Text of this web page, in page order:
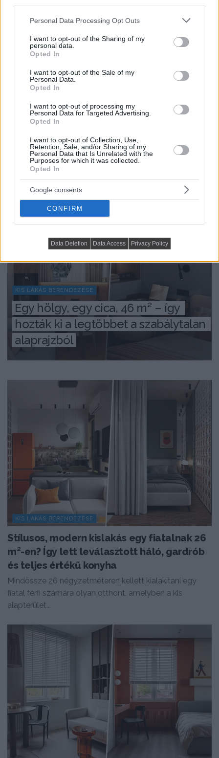
Please note that this website/app uses one or more Google
not limited to your visit or usage behaviour. You may click to
grant or deny consent to Google and its third-party tags to
use your data for below specified purposes in below Google
consent section.
Personal Data Processing Opt Outs
I want to opt-out of the Sharing of my
personal data.
Opted In
I want to opt-out of the Sale of my
Personal Data.
Opted In
I want to opt-out of processing my
Personal Data for Targeted Advertising.
Opted In
I want to opt-out of Collection, Use,
Retention, Sale, and/or Sharing of my
Personal Data that Is Unrelated with the
Purposes for which it was collected.
Opted In
Google consents
CONFIRM
Data Deletion Data Access Privacy Policy
Friss a főoldalról:
KIS LAKÁS BERENDEZÉSE
Egy hölgy, egy cica, 46 m² – így
hozták ki a legtöbbet a szabálytalan
alaprajzból
KIS LAKÁS BERENDEZÉSE
Stílusos, modern kislakás egy fiatalnak 26
m²-en? Így lett leválasztott háló, gardrób
és teljes értékű konyha
Mindössze 26 négyzetméteren kellett kialakítani egy
fiatal férfi számára olyan otthont, amelyben a kis
alapterület...